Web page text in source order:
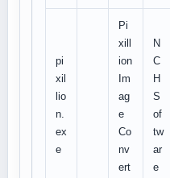
pi
xil
lio
n.
ex
e
Pi
xill
ion
Im
ag
e
Co
nv
ert
N
C
H
S
of
tw
ar
e